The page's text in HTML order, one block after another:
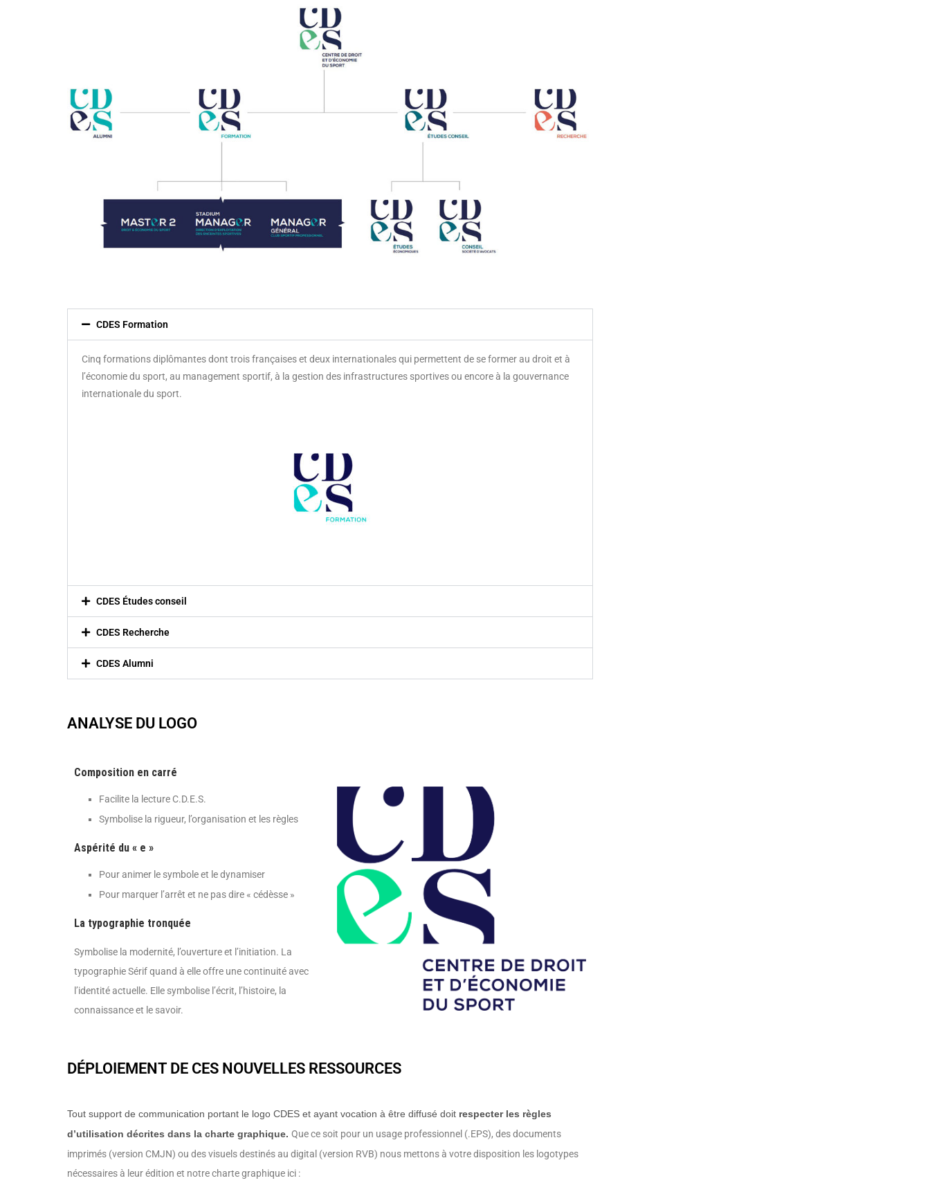
CDES Formation
Cinq formations diplômantes dont trois françaises et deux internationales qui permettent de se former au droit et à
l’économie du sport, au management sportif, à la gestion des infrastructures sportives ou encore à la gouvernance
internationale du sport.
CDES Études conseil
CDES Recherche
CDES Alumni
ANALYSE DU LOGO
Composition en carré
Facilite la lecture C.D.E.S.
Symbolise la rigueur, l’organisation et les règles
Aspérité du « e »
Pour animer le symbole et le dynamiser
Pour marquer l’arrêt et ne pas dire « cédèsse »
La typographie tronquée
Symbolise la modernité, l’ouverture et l’initiation. La
typographie Sérif quand à elle offre une continuité avec
l’identité actuelle. Elle symbolise l’écrit, l’histoire, la
connaissance et le savoir.
DÉPLOIEMENT DE CES NOUVELLES RESSOURCES
Tout support de communication portant le logo CDES et ayant vocation à être diffusé doit respecter les règles
d’utilisation décrites dans la charte graphique. Que ce soit pour un usage professionnel (.EPS), des documents
imprimés (version CMJN) ou des visuels destinés au digital (version RVB) nous mettons à votre disposition les logotypes
nécessaires à leur édition et notre charte graphique ici :